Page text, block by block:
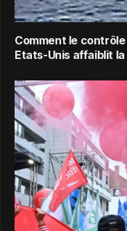
Comment le
Etats-Unis affaiblit la